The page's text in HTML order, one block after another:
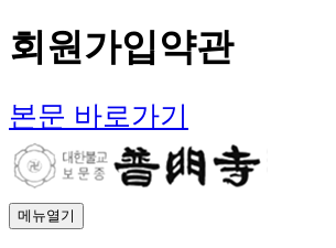
회원가입약관
본문 바로가기
메뉴열기